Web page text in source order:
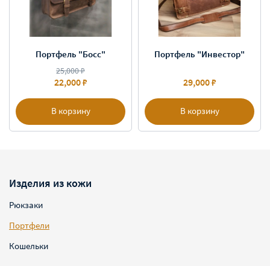
В корзину
Портфель "Босс"
25,000 ₽
22,000 ₽
В корзину
Портфель "Инвестор"
29,000 ₽
Изделия из кожи
Рюкзаки
Портфели
Кошельки